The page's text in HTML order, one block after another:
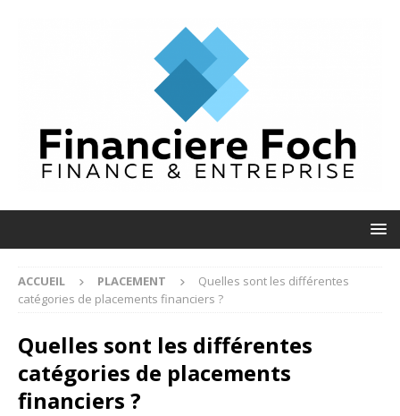
ACCUEIL PLACEMENT
Quelles sont les différentes
catégories de placements financiers ?
Quelles sont les différentes
catégories de placements
financiers ?